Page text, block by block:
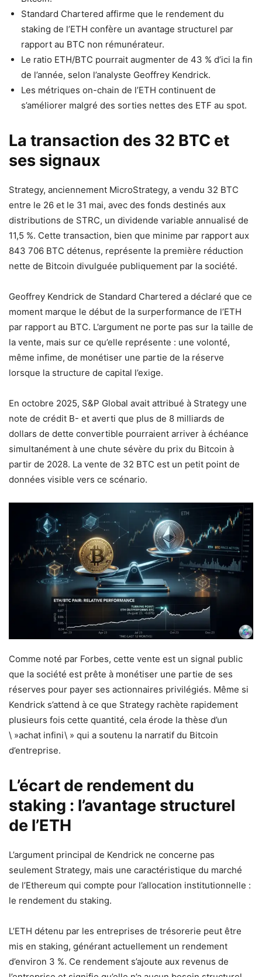
Standard Chartered affirme que le rendement du
staking de l’ETH confère un avantage structurel par
rapport au BTC non rémunérateur.
Le ratio ETH/BTC pourrait augmenter de 43 % d’ici la fin
de l’année, selon l’analyste Geoffrey Kendrick.
Les métriques on-chain de l’ETH continuent de
s’améliorer malgré des sorties nettes des ETF au spot.
La transaction des 32 BTC et
ses signaux
Strategy, anciennement MicroStrategy, a vendu 32 BTC
entre le 26 et le 31 mai, avec des fonds destinés aux
distributions de STRC, un dividende variable annualisé de
11,5 %. Cette transaction, bien que minime par rapport aux
843 706 BTC détenus, représente la première réduction
nette de Bitcoin divulguée publiquement par la société.
Geoffrey Kendrick de Standard Chartered a déclaré que ce
moment marque le début de la surperformance de l’ETH
par rapport au BTC. L’argument ne porte pas sur la taille de
la vente, mais sur ce qu’elle représente : une volonté,
même infime, de monétiser une partie de la réserve
lorsque la structure de capital l’exige.
En octobre 2025, S&P Global avait attribué à Strategy une
note de crédit B- et averti que plus de 8 milliards de
dollars de dette convertible pourraient arriver à échéance
simultanément à une chute sévère du prix du Bitcoin à
partir de 2028. La vente de 32 BTC est un petit point de
données visible vers ce scénario.
Comme noté par Forbes, cette vente est un signal public
que la société est prête à monétiser une partie de ses
réserves pour payer ses actionnaires privilégiés. Même si
Kendrick s’attend à ce que Strategy rachète rapidement
plusieurs fois cette quantité, cela érode la thèse d’un
\ »achat infini\ » qui a soutenu la narratif du Bitcoin
d’entreprise.
L’écart de rendement du
staking : l’avantage structurel
de l’ETH
L’argument principal de Kendrick ne concerne pas
seulement Strategy, mais une caractéristique du marché
de l’Ethereum qui compte pour l’allocation institutionnelle :
le rendement du staking.
L’ETH détenu par les entreprises de trésorerie peut être
mis en staking, générant actuellement un rendement
d’environ 3 %. Ce rendement s’ajoute aux revenus de